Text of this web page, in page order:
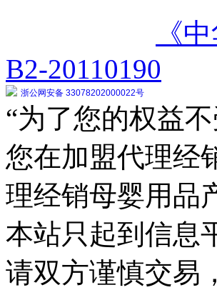
《
B2-20110190
浙公网安备 33078202000022号
“为了您的权益
您在加盟代理经
理经销母婴用品
本站只起到信息
请双方谨慎交易